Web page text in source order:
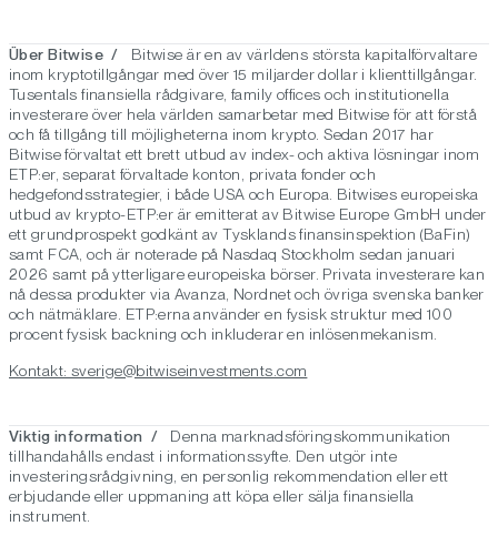
Über Bitwise / Bitwise är en av världens största kapitalförvaltare
inom kryptotillgångar med över 15 miljarder dollar i klienttillgångar.
Tusentals finansiella rådgivare, family offices och institutionella
investerare över hela världen samarbetar med Bitwise för att förstå
och få tillgång till möjligheterna inom krypto. Sedan 2017 har
Bitwise förvaltat ett brett utbud av index- och aktiva lösningar inom
ETP:er, separat förvaltade konton, privata fonder och
hedgefondsstrategier, i både USA och Europa. Bitwises europeiska
utbud av krypto-ETP:er är emitterat av Bitwise Europe GmbH under
ett grundprospekt godkänt av Tysklands finansinspektion (BaFin)
samt FCA, och är noterade på Nasdaq Stockholm sedan januari
2026 samt på ytterligare europeiska börser. Privata investerare kan
nå dessa produkter via Avanza, Nordnet och övriga svenska banker
och nätmäklare. ETP:erna använder en fysisk struktur med 100
procent fysisk backning och inkluderar en inlösenmekanism.
Kontakt: sverige@bitwiseinvestments.com
Viktig information /
Denna marknadsföringskommunikation
tillhandahålls endast i informationssyfte. Den utgör inte
investeringsrådgivning, en personlig rekommendation eller ett
erbjudande eller uppmaning att köpa eller sälja finansiella
instrument.